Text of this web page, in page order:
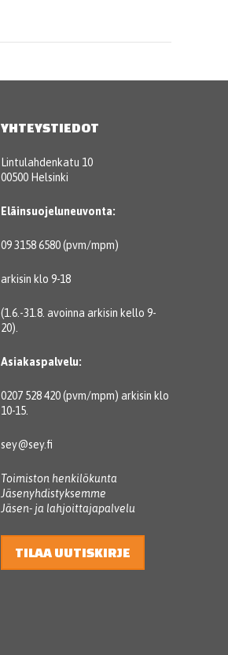
YHTEYSTIEDOT
Lintulahdenkatu 10
00500 Helsinki
Eläinsuojeluneuvonta:
09 3158 6580 (pvm/mpm)
arkisin klo 9-18
(1.6.-31.8. avoinna arkisin kello 9-
20).
Asiakaspalvelu:
0207 528 420 (pvm/mpm) arkisin klo
10-15.
sey@sey.fi
Toimiston henkilökunta
Jäsenyhdistyksemme
Jäsen- ja lahjoittajapalvelu
TILAA UUTISKIRJE